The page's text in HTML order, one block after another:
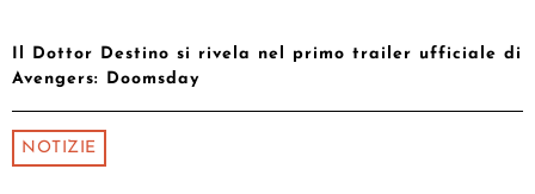
Il Dottor Destino si rivela nel primo trailer ufficiale di
Avengers: Doomsday
NOTIZIE